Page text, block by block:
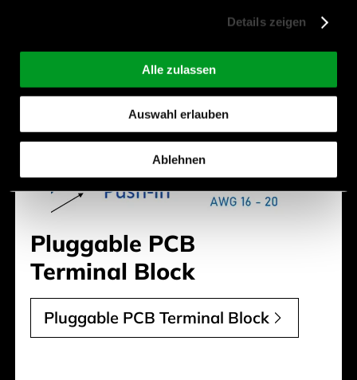
Details zeigen
Alle zulassen
Auswahl erlauben
Ablehnen
Pluggable PCB
Terminal Block
Pluggable PCB Terminal Block